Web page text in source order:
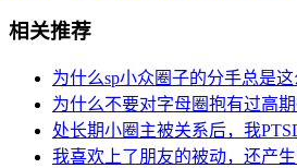
相关推荐
为什么sp小众圈子的分手总是这
为什么不要对字母圈抱有过高期
处长期小圈主被关系后，我
我喜欢上了朋友的被动，还产